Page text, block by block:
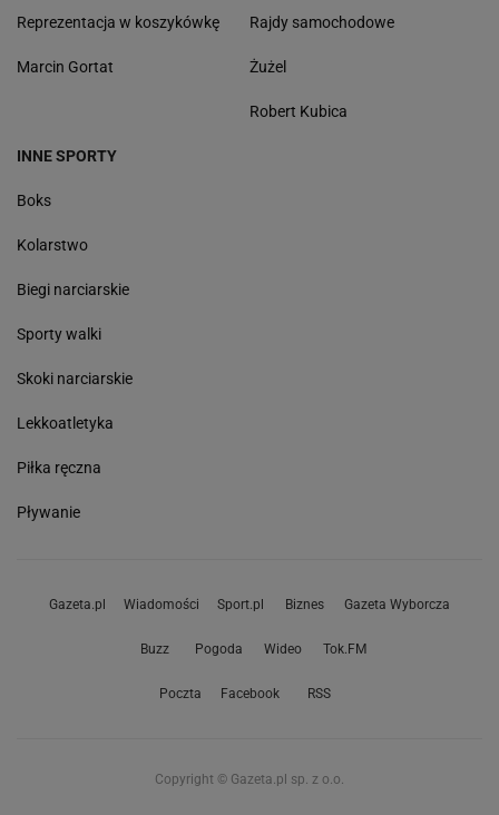
Reprezentacja w koszykówkę
Marcin Gortat
Rajdy samochodowe
Żużel
Robert Kubica
INNE SPORTY
Boks
Kolarstwo
Biegi narciarskie
Sporty walki
Skoki narciarskie
Lekkoatletyka
Piłka ręczna
Pływanie
Gazeta.pl Wiadomości Sport.pl Biznes Gazeta Wyborcza
Buzz Pogoda Wideo Tok.FM
Poczta Facebook RSS
Copyright © Gazeta.pl sp. z o.o.